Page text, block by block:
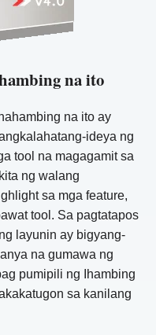
na ito
na ito ay
ideya ng
tool na magagamit sa
ng walang
sa mga feature,
tool. Sa pagtatapos
layunin ay bigyang-
na gumawa ng
pumipili ng Ihambing
sa kanilang